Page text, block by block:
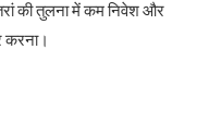
की तुलना में कम निवेश और
करना।